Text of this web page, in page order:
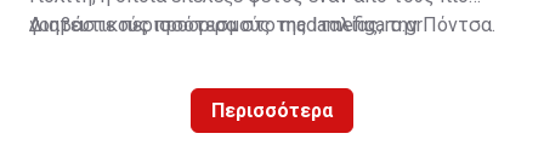
γοητευτικούς προορισμούς της Ιταλίας, την Πόντσα.
Διαβάστε περισσότερα στο madamefigaro.gr
Περισσότερα